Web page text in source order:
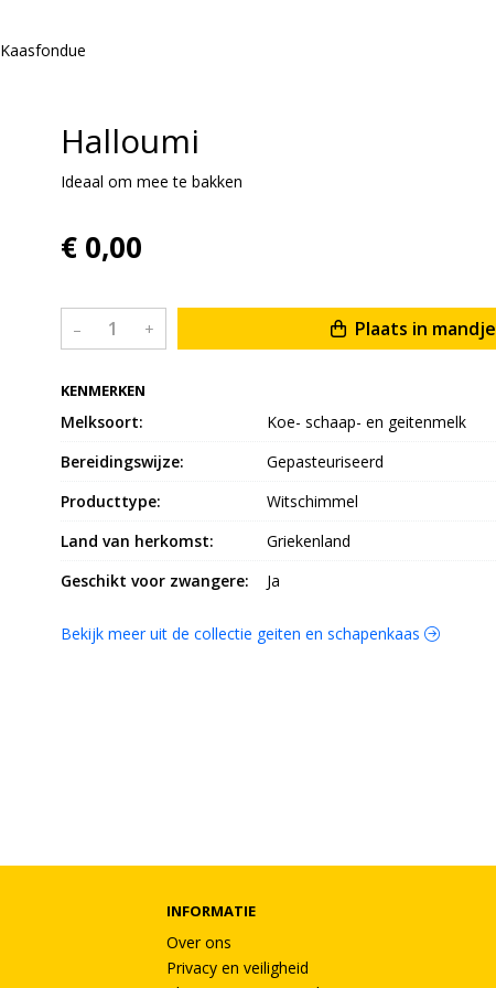
Kaasfondue
Halloumi
Ideaal om mee te bakken
€ 0,00
– + Plaats in mandje
KENMERKEN
Melksoort:
Koe- schaap- en geitenmelk
Bereidingswijze:
Gepasteuriseerd
Producttype:
Witschimmel
Land van herkomst:
Griekenland
Geschikt voor zwangere:
Ja
Bekijk meer uit de collectie geiten en schapenkaas
INFORMATIE
Over ons
Privacy en veiligheid